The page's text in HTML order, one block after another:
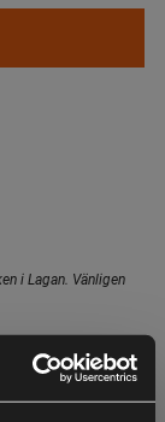
i Lagan. Vänligen